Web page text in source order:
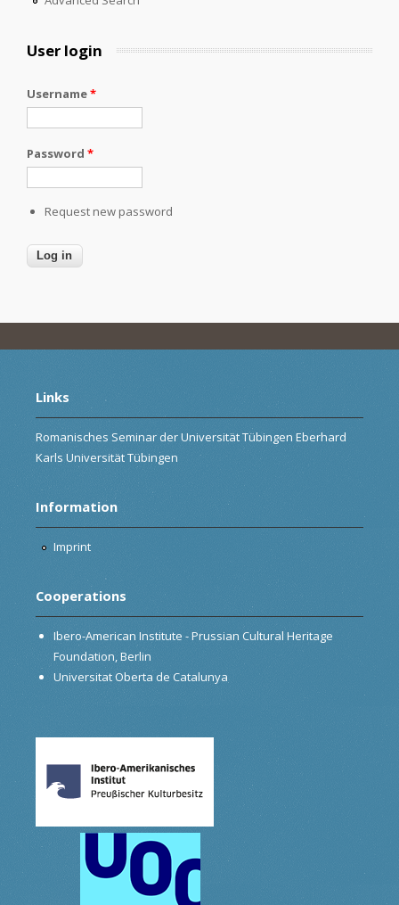
User login
Username*
Password *
Request new password
Links
Romanisches Seminar der Universität Tübingen Eberhard
Karls Universität Tübingen
Information
Imprint
Cooperations
Ibero-American Institute - Prussian Cultural Heritage
Foundation, Berlin
Universitat Oberta de Catalunya